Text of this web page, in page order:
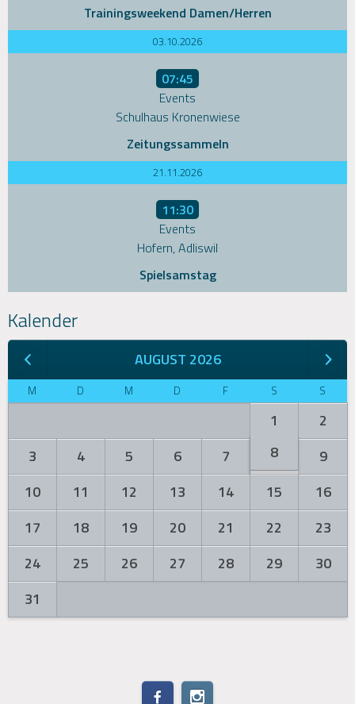
Trainingsweekend Damen/Herren
03.10.2026
07:45
Events
Schulhaus Kronenwiese
Zeitungssammeln
21.11.2026
11:30
Events
Hofern, Adliswil
Spielsamstag
Kalender
AUGUST 2026
M D M D F S S
1
2
3
4 5 6 7 8
9
10
11 12 13 14 15
16
17
18 19 20 21 22
23
24
25 26 27 28 29
30
31